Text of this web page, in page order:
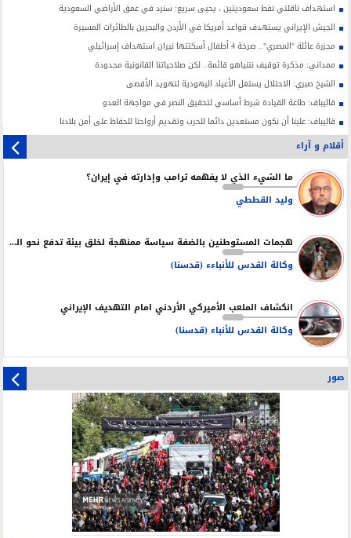
استهداف ناقلتي نفط سعوديتين ، يحيى سريع: سنرد في عمق الأراضي السعودية
الجيش الإيراني يستهدف قواعد أمريكا في الأردن والبحرين بالطائرات المسيرة
مجزرة عائلة "المصري".. صرخة 4 أطفال أسكتتها نيران استهداف إسرائيلي
ممداني: مذكرة توقيف نتنياهو قائمة.. لكن صلاحياتنا القانونية محدودة
الشيخ صبري: الاحتلال يستغل الأعياد اليهودية لتهويد الأقصى
قاليباف: طاعة القيادة شرط أساسي لتحقيق النصر في مواجهة العدو
قاليباف: علينا أن نكون مستعدين دائما للحرب وتقديم أرواحنا للحفاظ على أمن بلادنا
أقلام و آراء
ما الشيء الذي لا يفهمه ترامب وإدارته في إيران؟
وليد القططي
هجمات المستوطنين بالضفة سياسة ممنهجة لخلق بيئة تدفع نحو التهجير
وكالة القدس للأنباءء (قدسنا)
انكشاف الملعب الأميركي الأردني امام التهديف الإيراني
وكالة القدس للأنباء (قدسنا)
صور